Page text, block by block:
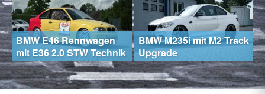
BMW M3 GT4 4,4l Track
Tool
BMW S63 B44 Motor für
M5 M6 X5 X6 – 20 km mit
Anbauteilen